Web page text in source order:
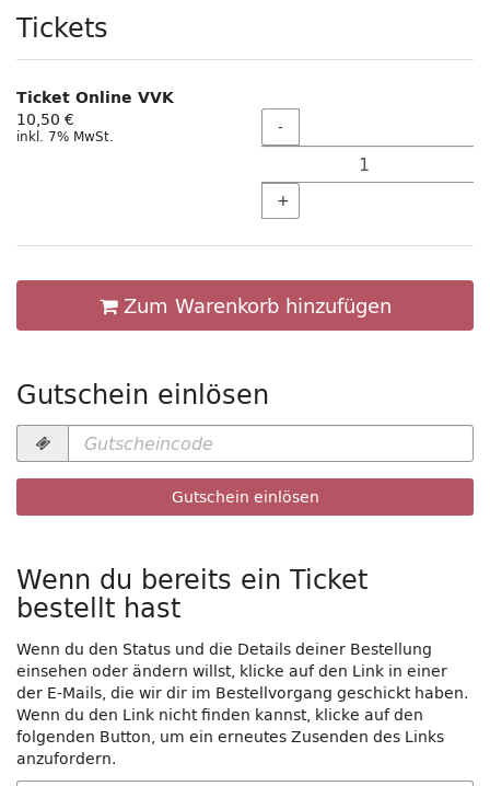
Produkte
Tickets
Ticket Online VVK
10,50 €
inkl. 7% MwSt. Menge
-
+
Zum Warenkorb hinzufügen
Gutschein einlösen
Gutscheincode
erforderlich
Gutschein einlösen
Wenn du bereits ein Ticket
bestellt hast
Wenn du den Status und die Details deiner Bestellung
einsehen oder ändern willst, klicke auf den Link in einer
der E-Mails, die wir dir im Bestellvorgang geschickt haben.
Wenn du den Link nicht finden kannst, klicke auf den
folgenden Button, um ein erneutes Zusenden des Links
anzufordern.